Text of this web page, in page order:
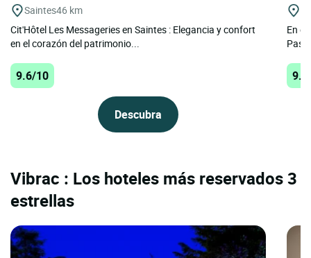
Saintes46 km
Cit'Hôtel Les Messageries en Saintes : Elegancia y confort
en el corazón del patrimonio...
9.6/10
Descubra
En
Vibrac : Los hoteles más reservados 3
estrellas